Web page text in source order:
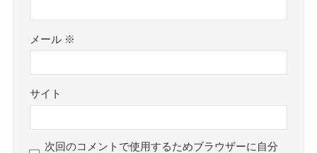
メール ※
サイト
次回のコメントで使用するためブラウザーに自分